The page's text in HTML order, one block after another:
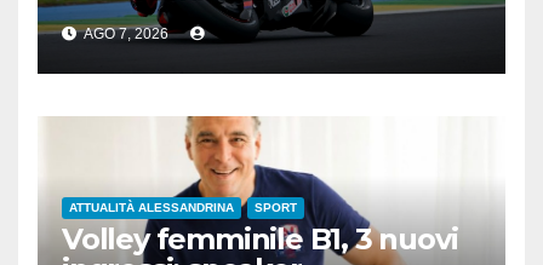
nelle Practice
AGO 7, 2026
ATTUALITÀ ALESSANDRINA SPORT
Volley femminile B1, 3 nuovi